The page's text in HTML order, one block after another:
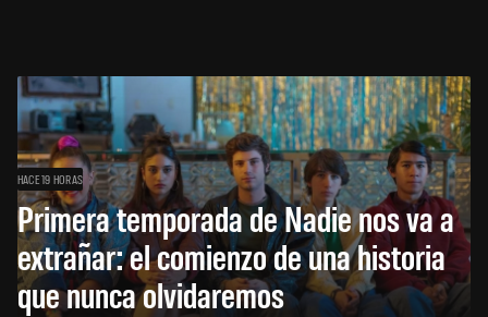
HACE 19 HORAS
Primera temporada de Nadie nos va a
extrañar: el comienzo de una historia
que nunca olvidaremos